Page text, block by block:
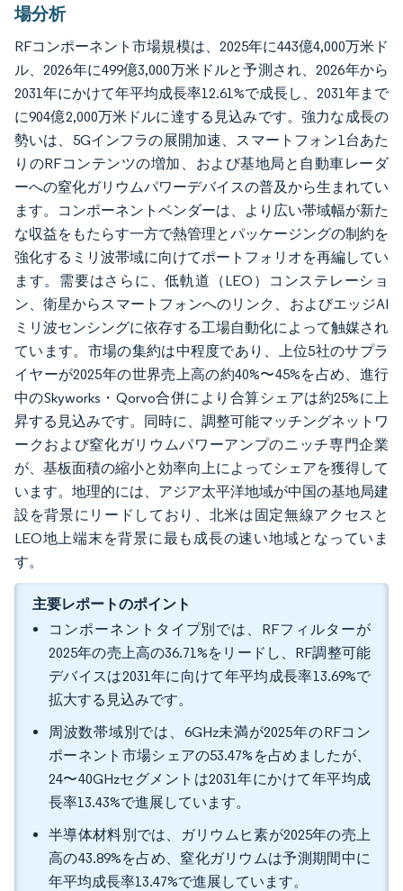
場分析
RFコンポーネント市場規模は、2025年に443億4,000万米ド
ル、2026年に499億3,000万米ドルと予測され、2026年から
2031年にかけて年平均成長率12.61%で成長し、2031年まで
に904億2,000万米ドルに達する見込みです。強力な成長の
勢いは、5Gインフラの展開加速、スマートフォン1台あた
りのRFコンテンツの増加、および基地局と自動車レーダ
ーへの窒化ガリウムパワーデバイスの普及から生まれてい
ます。コンポーネントベンダーは、より広い帯域幅が新た
な収益をもたらす一方で熱管理とパッケージングの制約を
強化するミリ波帯域に向けてポートフォリオを再編してい
ます。需要はさらに、低軌道（LEO）コンステレーショ
ン、衛星からスマートフォンへのリンク、およびエッジAI
ミリ波センシングに依存する工場自動化によって触媒され
ています。市場の集約は中程度であり、上位5社のサプラ
イヤーが2025年の世界売上高の約40%〜45%を占め、進行
中のSkyworks・Qorvo合併により合算シェアは約25%に上
昇する見込みです。同時に、調整可能マッチングネットワ
ークおよび窒化ガリウムパワーアンプのニッチ専門企業
が、基板面積の縮小と効率向上によってシェアを獲得して
います。地理的には、アジア太平洋地域が中国の基地局建
設を背景にリードしており、北米は固定無線アクセスと
LEO地上端末を背景に最も成長の速い地域となっていま
す。
主要レポートのポイント
コンポーネントタイプ別では、RFフィルターが
2025年の売上高の36.71%をリードし、RF調整可能
デバイスは2031年に向けて年平均成長率13.69%で
拡大する見込みです。
周波数帯域別では、6GHz未満が2025年のRFコン
ポーネント市場シェアの53.47%を占めましたが、
24〜40GHzセグメントは2031年にかけて年平均成
長率13.43%で進展しています。
半導体材料別では、ガリウムヒ素が2025年の売上
高の43.89%を占め、窒化ガリウムは予測期間中に
年平均成長率13.47%で進展しています。